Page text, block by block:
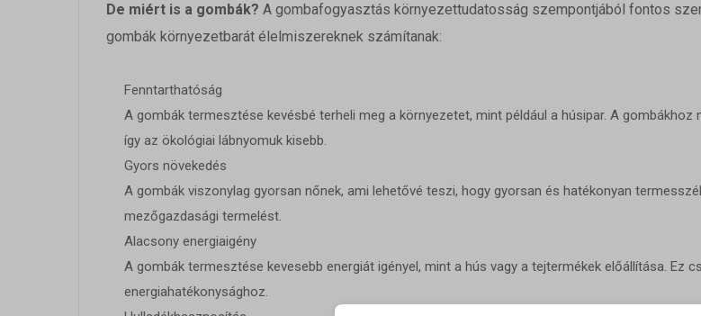
De miért is a gombák? A gombafogyasztás környezettudatosság szempontjából fontos
gombák környezetbarát élelmiszereknek számítanak:
Fenntarthatóság
A gombák termesztése kevésbé terheli meg a környezetet, mint például a húsipar. A
így az ökológiai lábnyomuk kisebb.
Gyors növekedés
A gombák viszonylag gyorsan nőnek, ami lehetővé teszi, hogy gyorsan és hatékonyan
mezőgazdasági termelést.
Alacsony energiaigény
A gombák termesztése kevesebb energiát igényel, mint a hús vagy a tejtermékek előállítása. Ez
energiahatékonysághoz.